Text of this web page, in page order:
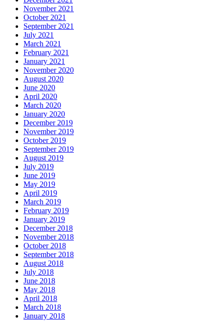
November 2021
October 2021
September 2021
July 2021
March 2021
February 2021
January 2021
November 2020
August 2020
June 2020
April 2020
March 2020
January 2020
December 2019
November 2019
October 2019
September 2019
August 2019
July 2019
June 2019
May 2019
April 2019
March 2019
February 2019
January 2019
December 2018
November 2018
October 2018
September 2018
August 2018
July 2018
June 2018
May 2018
April 2018
March 2018
January 2018